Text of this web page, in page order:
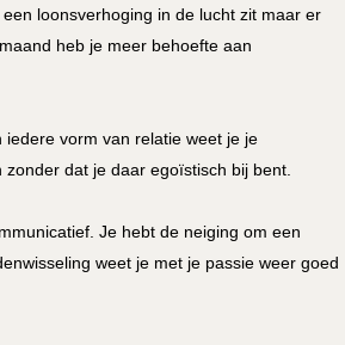
loonsverhoging in de lucht zit maar er
heb je meer behoefte aan
vorm van relatie weet je je
dat je daar egoïstisch bij bent.
Je hebt de neiging om een
weet je met je passie weer goed